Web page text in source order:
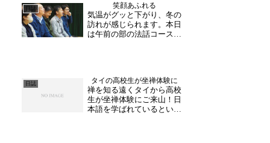
ました。12月10日(日)に、
イベントを開催いたしま
す！福井を知ろう！と...
日誌 笑顔あふれる
気温がグッと下がり、冬の
訪れが感じられます。本日
は午前の部の法話コースが
って聞きました！」と楽し
みにお越し下さったそうで
す。時折交じるユーモア
に...
日誌 タイの高校生が坐禅体験に
禅を知る遠くタイから高校
生が坐禅体験にご来山！日
本語を学ばれているという